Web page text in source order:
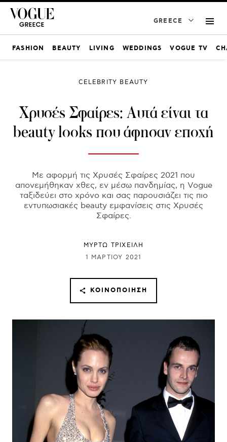
GREECE
FASHION BEAUTY LIVING WEDDINGS VOGUE TV
CELEBRITY BEAUTY
Χρυσές Σφαίρες: Αυτά είναι τα
beauty looks που άφησαν εποχή
Με αφορμή τις Χρυσές Σφαίρες 2021 που
απονεμήθηκαν χθες, εν μέσω πανδημίας, η Vogue
ταξιδεύει στο χρόνο και σας παρουσιάζει τις πιο
εντυπωσιακές beauty εμφανίσεις στις Χρυσές
Σφαίρες.
ΜΥΡΤΩ ΤΡΙΧΕΙΛΗ
1 ΜΑΡΤΊΟΥ 2021
ΚΟΙΝΟΠΟΊΗΣΗ